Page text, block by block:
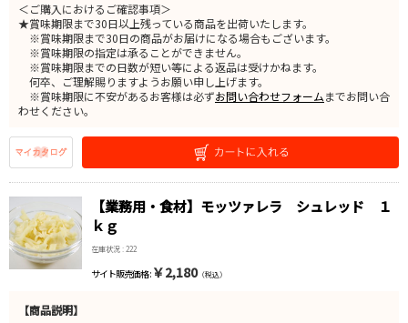
＜ご購入におけるご確認事項＞
★賞味期限まで30日以上残っている商品を出荷いたします。
※賞味期限まで30日の商品がお届けになる場合もございます。
※賞味期限の指定は承ることができません。
※賞味期限までの日数が短い等による返品は受けかねます。
何卒、ご理解賜りますようお願い申し上げます。
※賞味期限に不安があるお客様は必ずお問い合わせフォームまでお問い合
わせください。
【業務用・食材】モッツァレラ シュレッド １
ｋｇ
在庫状況 : 222
サイト販売価格 : ￥2,180（税込）
【商品説明】